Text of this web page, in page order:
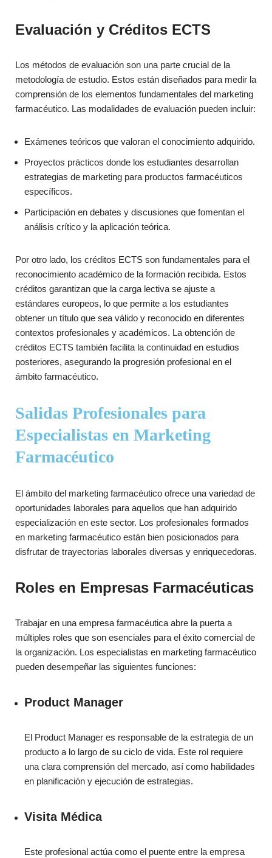
Evaluación y Créditos ECTS
Los métodos de evaluación son una parte crucial de la
metodología de estudio. Estos están diseñados para medir la
comprensión de los elementos fundamentales del marketing
farmacéutico. Las modalidades de evaluación pueden incluir:
Exámenes teóricos que valoran el conocimiento adquirido.
Proyectos prácticos donde los estudiantes desarrollan
estrategias de marketing para productos farmacéuticos
específicos.
Participación en debates y discusiones que fomentan el
análisis crítico y la aplicación teórica.
Por otro lado, los créditos ECTS son fundamentales para el
reconocimiento académico de la formación recibida. Estos
créditos garantizan que la carga lectiva se ajuste a
estándares europeos, lo que permite a los estudiantes
obtener un título que sea válido y reconocido en diferentes
contextos profesionales y académicos. La obtención de
créditos ECTS también facilita la continuidad en estudios
posteriores, asegurando la progresión profesional en el
ámbito farmacéutico.
Salidas Profesionales para
Especialistas en Marketing
Farmacéutico
El ámbito del marketing farmacéutico ofrece una variedad de
oportunidades laborales para aquellos que han adquirido
especialización en este sector. Los profesionales formados
en marketing farmacéutico están bien posicionados para
disfrutar de trayectorias laborales diversas y enriquecedoras.
Roles en Empresas Farmacéuticas
Trabajar en una empresa farmacéutica abre la puerta a
múltiples roles que son esenciales para el éxito comercial de
la organización. Los especialistas en marketing farmacéutico
pueden desempeñar las siguientes funciones:
Product Manager
El Product Manager es responsable de la estrategia de un
producto a lo largo de su ciclo de vida. Este rol requiere
una clara comprensión del mercado, así como habilidades
en planificación y ejecución de estrategias.
Visita Médica
Este profesional actúa como el puente entre la empresa